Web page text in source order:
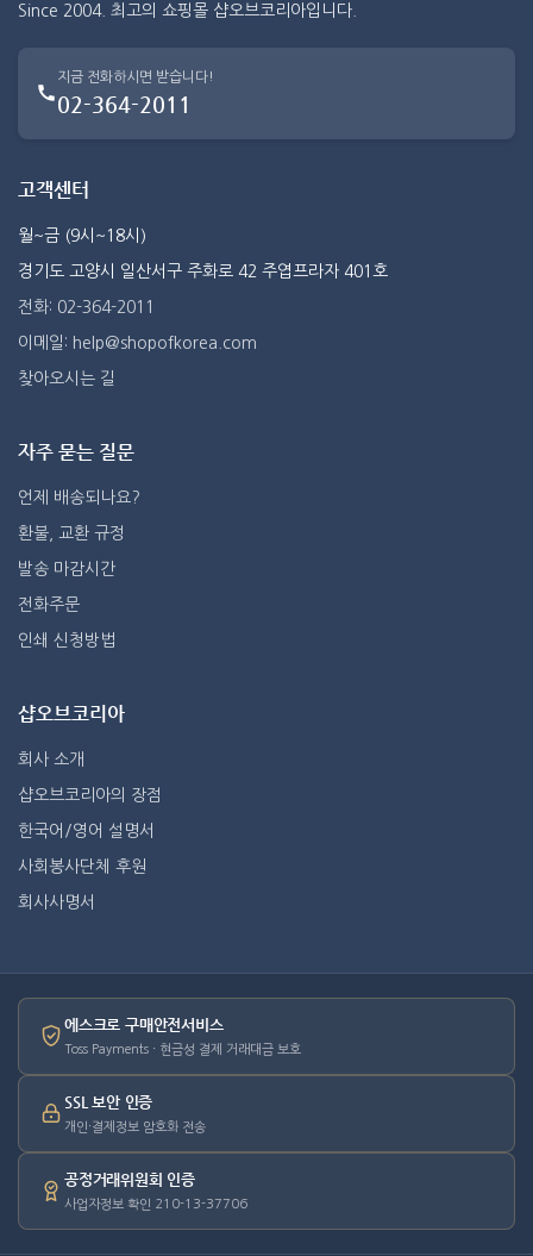
Since 2004. 최고의 쇼핑몰 샵오브코리아입니다.
지금 전화하시면 받습니다!
02-364-2011
고객센터
월~금 (9시~18시)
경기도 고양시 일산서구 주화로 42 주엽프라자 401호
전화: 02-364-2011
이메일: help@shopofkorea.com
찾아오시는 길
자주 묻는 질문
언제 배송되나요?
환불, 교환 규정
발송 마감시간
전화주문
인쇄 신청방법
샵오브코리아
회사 소개
샵오브코리아의 장점
한국어/영어 설명서
사회봉사단체 후원
회사사명서
에스크로 구매안전서비스
Toss Payments · 현금성 결제 거래대금 보호
SSL 보안 인증
개인·결제정보 암호화 전송
공정거래위원회 인증
사업자정보 확인 210-13-37706